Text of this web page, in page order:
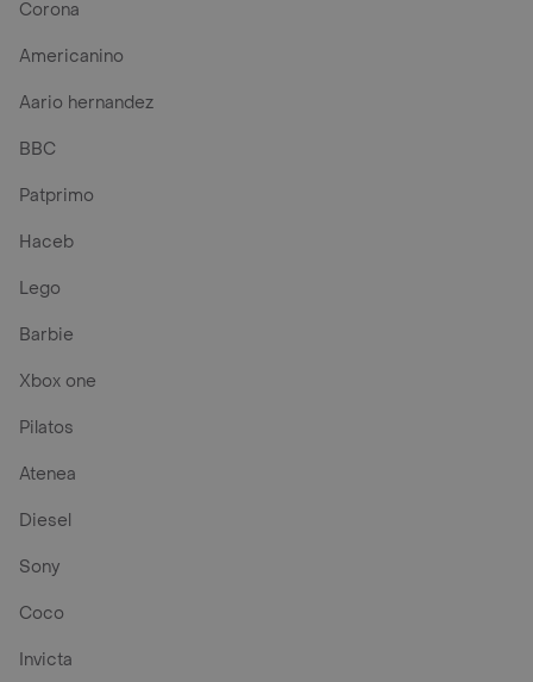
Corona
Americanino
Aario hernandez
BBC
Patprimo
Haceb
Lego
Barbie
Xbox one
Pilatos
Atenea
Diesel
Sony
Coco
Invicta